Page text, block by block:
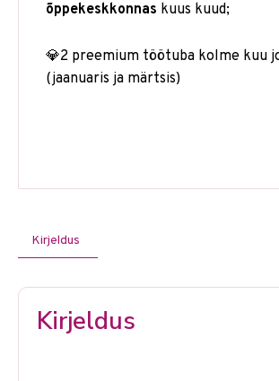
õppekeskkonnas kuus kuud;
💎2 preemium töötuba kolme kuu
(jaanuaris ja märtsis)
Kirjeldus
Kirjeldus